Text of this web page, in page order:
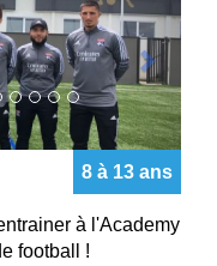
8 à 13 ans
à l'Academy
football !